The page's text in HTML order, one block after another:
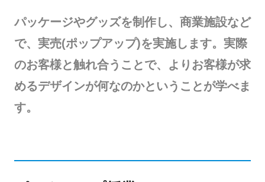
パッケージやグッズを制作し、商業施設など
で、実売(ポップアップ)を実施します。実際
のお客様と触れ合うことで、よりお客様が求
めるデザインが何なのかということが学べま
す。